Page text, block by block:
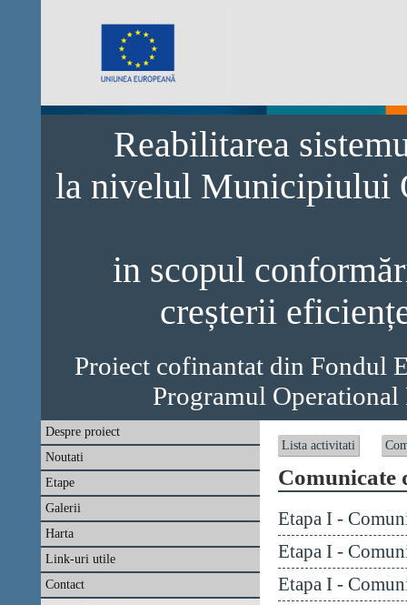
Reabilitarea
la nivelul Municipiului
in scopul
creșterii
Proiect cofinantat din Fondul
Programul
Despre proiect
Noutati
Etape
Galerii
Harta
Link-uri utile
Contact
Lista activitati
Comunicate
Etapa I -
Etapa I -
Etapa I -